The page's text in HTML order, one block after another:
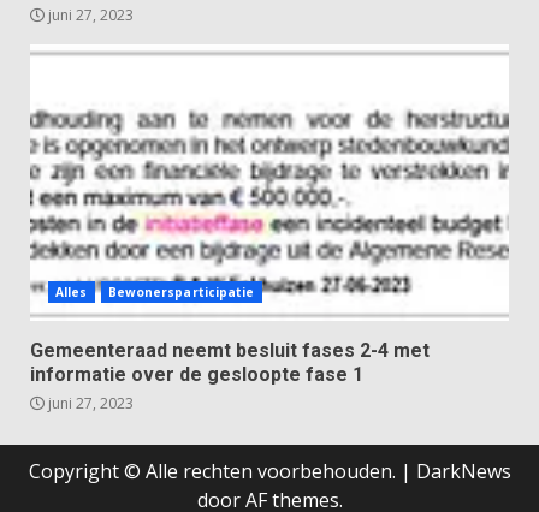
juni 27, 2023
Alles Bewonersparticipatie
Gemeenteraad neemt besluit fases 2-4 met
informatie over de gesloopte fase 1
juni 27, 2023
Copyright © Alle rechten voorbehouden. | DarkNews
door AF themes.